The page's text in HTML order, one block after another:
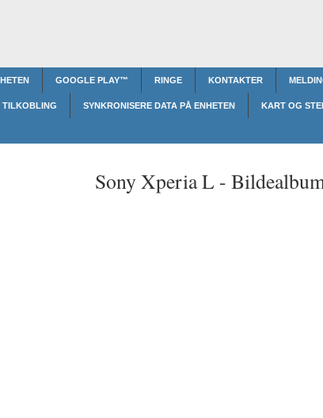
GOOGLE PLAY™‎ RINGE KONTAKTER
TILKOBLING SYNKRONISERE DATA PÅ ENHETEN KART OG
Sony Xperia L -